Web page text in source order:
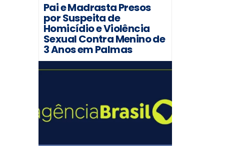
Pai e Madrasta Presos
por Suspeita de
Homicídio e Violência
Sexual Contra Menino de
3 Anos em Palmas